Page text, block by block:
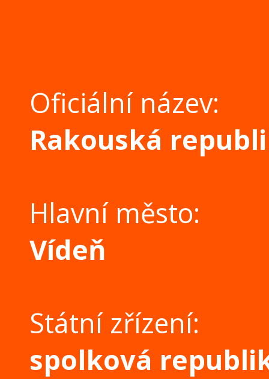
Oficiální název:
Rakouská
Hlavní město:
Vídeň
Státní zřízení:
spolková